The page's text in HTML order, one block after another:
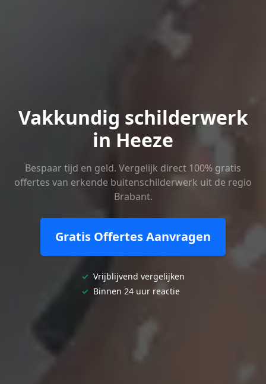
Vakkundig schilderwerk
in Heeze
Bespaar tijd en geld. Vergelijk direct 100% gratis
offertes van erkende buitenschilderwerk uit de regio
Brabant.
Gratis Offertes Aanvragen
✓ Vrijblijvend vergelijken
✓ Binnen 24 uur reactie